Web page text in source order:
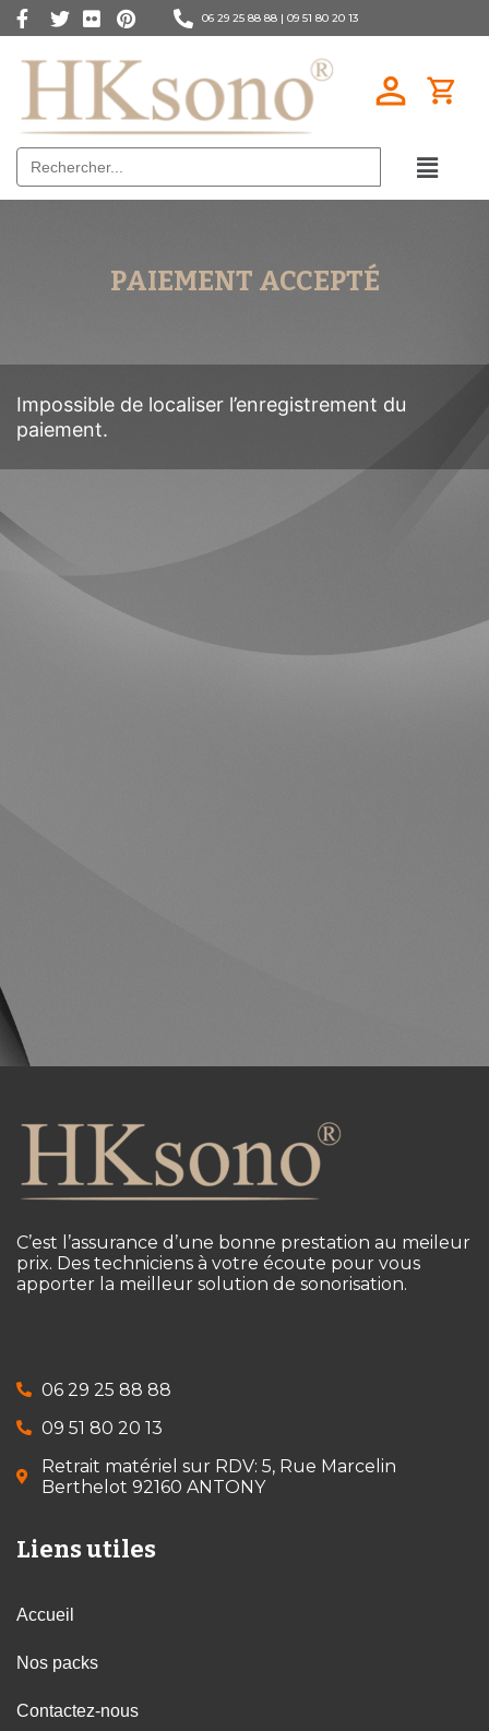
06 29 25 88 88 | 09 51 80 20 13
Search
for:
PAIEMENT ACCEPTÉ
Impossible de localiser l’enregistrement du
paiement.
C’est l’assurance d’une bonne prestation au meileur
prix. Des techniciens à votre écoute pour vous
apporter la meilleur solution de sonorisation.
06 29 25 88 88
09 51 80 20 13
Retrait matériel sur RDV: 5, Rue Marcelin
Berthelot 92160 ANTONY
Liens utiles
Accueil
Nos packs
Contactez-nous